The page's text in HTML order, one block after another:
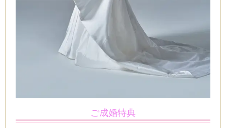
ご成婚特典